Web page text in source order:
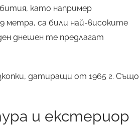
като например
метра, са били най-високите
днешен те предлагат
датиращи от 1965 г. Също
и екстериор